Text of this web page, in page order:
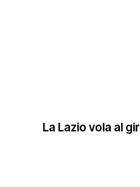
La Lazio vola al